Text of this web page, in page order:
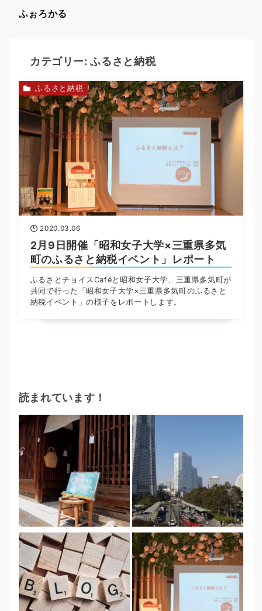
ふぉろかる
カテゴリー:ふるさと納税
2020.03.06
2月9日開催「昭和女子大学×三重県多気
町のふるさと納税イベント」レポート
ふるさとチョイスCaféと昭和女子大学、三重県多気町が
共同で行った「昭和女子大学×三重県多気町のふるさと
納税イベント」の様子をレポートします。
ふるさと納税
読まれています！